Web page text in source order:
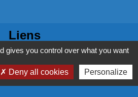
Liens
gives you control over what you want
Deny all cookies Personalize